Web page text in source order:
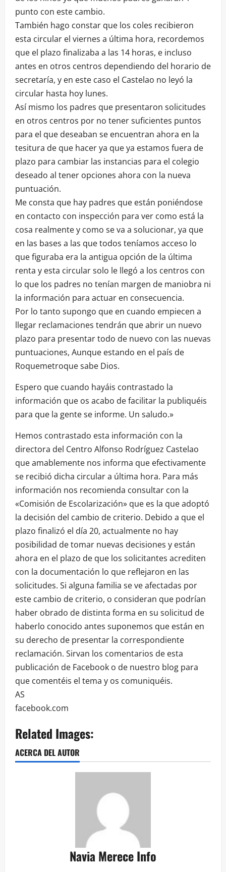
punto con este cambio.
También hago constar que los coles recibieron
esta circular el viernes a última hora, recordemos
que el plazo finalizaba a las 14 horas, e incluso
antes en otros centros dependiendo del horario de
secretaría, y en este caso el Castelao no leyó la
circular hasta hoy lunes.
Así mismo los padres que presentaron solicitudes
en otros centros por no tener suficientes puntos
para el que deseaban se encuentran ahora en la
tesitura de que hacer ya que ya estamos fuera de
plazo para cambiar las instancias para el colegio
deseado al tener opciones ahora con la nueva
puntuación.
Me consta que hay padres que están poniéndose
en contacto con inspección para ver como está la
cosa realmente y como se va a solucionar, ya que
en las bases a las que todos teníamos acceso lo
que figuraba era la antigua opción de la última
renta y esta circular solo le llegó a los centros con
lo que los padres no tenían margen de maniobra ni
la información para actuar en consecuencia.
Por lo tanto supongo que en cuando empiecen a
llegar reclamaciones tendrán que abrir un nuevo
plazo para presentar todo de nuevo con las nuevas
puntuaciones, Aunque estando en el país de
Roquemetroque sabe Dios.
Espero que cuando hayáis contrastado la
información que os acabo de facilitar la publiquéis
para que la gente se informe. Un saludo.»
Hemos contrastado esta información con la
directora del Centro Alfonso Rodríguez Castelao
que amablemente nos informa que efectivamente
se recibió dicha circular a última hora. Para más
información nos recomienda consultar con la
«Comisión de Escolarización» que es la que adoptó
la decisión del cambio de criterio. Debido a que el
plazo finalizó el día 20, actualmente no hay
posibilidad de tomar nuevas decisiones y están
ahora en el plazo de que los solicitantes acrediten
con la documentación lo que reflejaron en las
solicitudes. Si alguna familia se ve afectadas por
este cambio de criterio, o consideran que podrían
haber obrado de distinta forma en su solicitud de
haberlo conocido antes suponemos que están en
su derecho de presentar la correspondiente
reclamación. Sirvan los comentarios de esta
publicación de Facebook o de nuestro blog para
que comentéis el tema y os comuniquéis.
AS
facebook.com
Related Images:
ACERCA DEL AUTOR
Navia Merece Info